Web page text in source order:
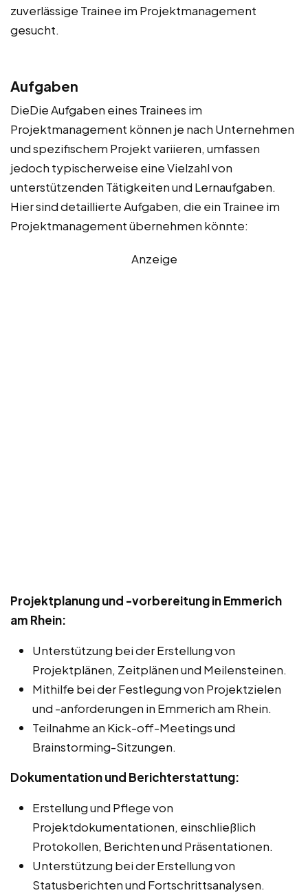
zuverlässige Trainee im Projektmanagement
gesucht.
Aufgaben
DieDie Aufgaben eines Trainees im
Projektmanagement können je nach Unternehmen
und spezifischem Projekt variieren, umfassen
jedoch typischerweise eine Vielzahl von
unterstützenden Tätigkeiten und Lernaufgaben.
Hier sind detaillierte Aufgaben, die ein Trainee im
Projektmanagement übernehmen könnte:
Anzeige
Projektplanung und -vorbereitung in Emmerich
am Rhein:
Unterstützung bei der Erstellung von
Projektplänen, Zeitplänen und Meilensteinen.
Mithilfe bei der Festlegung von Projektzielen
und -anforderungen in Emmerich am Rhein.
Teilnahme an Kick-off-Meetings und
Brainstorming-Sitzungen.
Dokumentation und Berichterstattung:
Erstellung und Pflege von
Projektdokumentationen, einschließlich
Protokollen, Berichten und Präsentationen.
Unterstützung bei der Erstellung von
Statusberichten und Fortschrittsanalysen.